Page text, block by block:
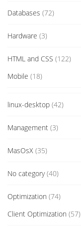
Databases (72)
Hardware (3)
HTML and CSS (122)
Mobile (18)
linux-desktop (42)
Management (3)
MasOsX (35)
No category(40)
Optimization (74)
Client Optimization (57)